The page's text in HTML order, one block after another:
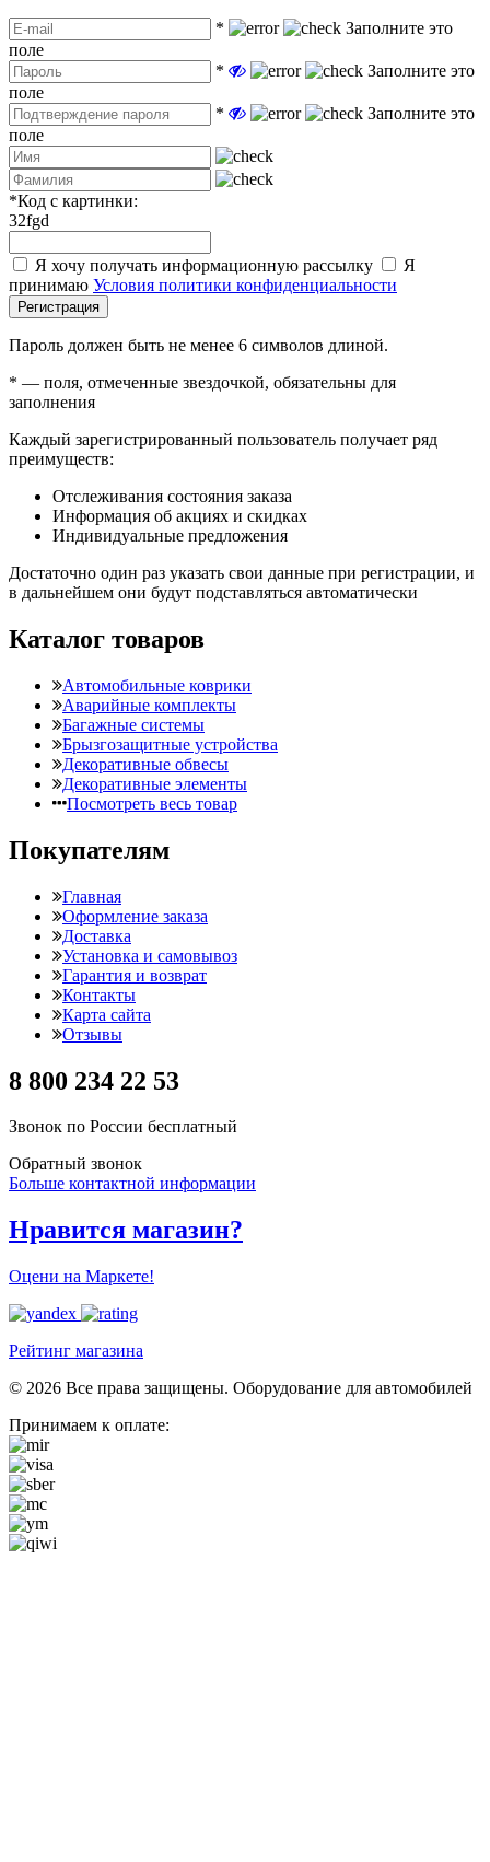
*
Заполните это
поле
*
Заполните это
поле
*
Заполните это
поле
*Код с картинки:
32fgd
Я хочу получать информационную рассылку
Я
принимаю Условия политики конфиденциальности
Регистрация
Пароль должен быть не менее 6 символов длиной.
* — поля, отмеченные звездочкой, обязательны для
заполнения
Каждый зарегистрированный пользователь получает ряд
преимуществ:
Отслеживания состояния заказа
Информация об акциях и скидках
Индивидуальные предложения
Достаточно один раз указать свои данные при регистрации, и
в дальнейшем они будут подставляться автоматически
Каталог товаров
Автомобильные коврики
Аварийные комплекты
Багажные системы
Брызгозащитные устройства
Декоративные обвесы
Декоративные элементы
Посмотреть весь товар
Покупателям
Главная
Оформление заказа
Доставка
Установка и самовывоз
Гарантия и возврат
Контакты
Карта сайта
Отзывы
8 800 234 22 53
Звонок по России бесплатный
Обратный звонок
Больше контактной информации
Нравится магазин?
Оцени на Маркете!
Рейтинг магазина
© 2026 Все права защищены. Оборудование для автомобилей
Принимаем к оплате: